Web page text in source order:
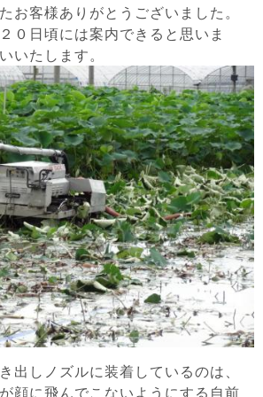
お客様ありがとうございました。
０日頃には案内できると思いま
いたします。
出しノズルに装着しているのは、
顔に飛んでこないようにする自前